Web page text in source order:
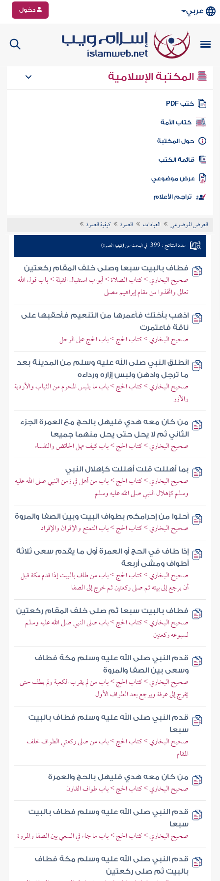
عربي دخول
المكتبة الإسلامية
كتب PDF
كتاب الأمة
المكتبة
الكتب
موضوعي
تراجم الأعلام
العرض الموضوعي العبادات العمرة كيفية العمرة
عدد النتائج : 399 في البحث عن (كيفية العمرة)
فطاف بالبيت سبعا وصلى خلف المقام ركعتين
صحيح البخاري > كتاب الصلاة > أبواب استقبال القبلة > باب قول الله
تعالى واتخذوا من مقام إبراهيم مصلى
اذهب بأختك فأعمرها من التنعيم فأحقبها على
ناقة فاعتمرت
صحيح البخاري > كتاب الحج > باب الحج على الرحل
انطلق النبي صلى الله عليه وسلم من المدينة بعد
ما ترجل وادهن ولبس إزاره ورداءه
صحيح البخاري > كتاب الحج > باب ما يلبس المحرم من الثياب والأردية
والأزر
من كان معه هدي فليهل بالحج مع العمرة الجزء
الثاني ثم لا يحل حتى يحل منهما جميعا
صحيح البخاري > كتاب الحج > باب كيف تهل الحائض والنفساء
بما أهللت قلت أهللت كإهلال النبي
صحيح البخاري > كتاب الحج > باب من أهل في زمن النبي صلى الله عليه
وسلم كإهلال النبي صلى الله عليه وسلم
أحلوا من إحرامكم بطواف البيت وبين الصفا والمروة
صحيح البخاري > كتاب الحج > باب التمتع والإقران والإفراد
إذا طاف في الحج أو العمرة أول ما يقدم سعى ثلاثة
أطواف ومشى أربعة
صحيح البخاري > كتاب الحج > باب من طاف بالبيت إذا قدم مكة قبل
أن يرجع إلى بيته ثم صلى ركعتين ثم خرج إلى الصفا
فطاف بالبيت سبعا ثم صلى خلف المقام ركعتين
صحيح البخاري > كتاب الحج > باب صلى النبي صلى الله عليه وسلم
لسبوعه ركعتين
قدم النبي صلى الله عليه وسلم مكة فطاف
وسعى بين الصفا والمروة
صحيح البخاري > كتاب الحج > باب من لم يقرب الكعبة ولم يطف حتى
يخرج إلى عرفة ويرجع بعد الطواف الأول
قدم النبي صلى الله عليه وسلم فطاف بالبيت
سبعا
صحيح البخاري > كتاب الحج > باب من صلى ركعتي الطواف خلف
المقام
من كان معه هدي فليهل بالحج والعمرة
صحيح البخاري > كتاب الحج > باب طواف القارن
قدم النبي صلى الله عليه وسلم فطاف بالبيت
سبعا
صحيح البخاري > كتاب الحج > باب ما جاء في السعي بين الصفا والمروة
قدم النبي صلى الله عليه وسلم مكة فطاف
بالبيت ثم صلى ركعتين